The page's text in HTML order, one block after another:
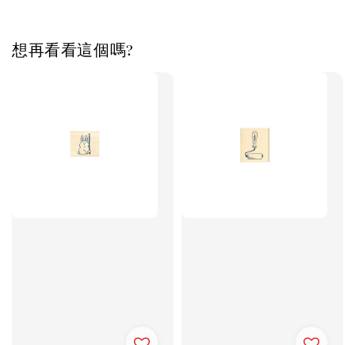
想再看看這個嗎?